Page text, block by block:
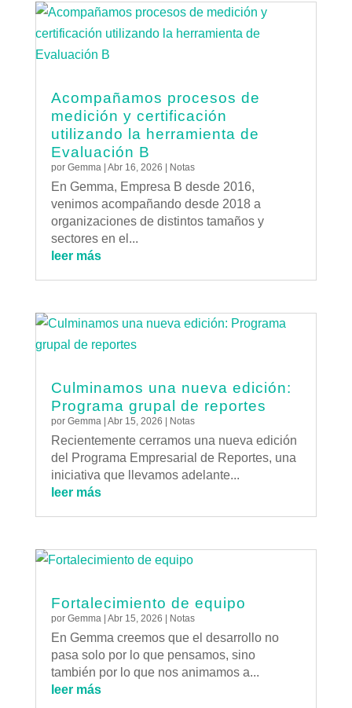
Acompañamos procesos de
medición y certificación
utilizando la herramienta de
Evaluación B
por Gemma | Abr 16, 2026 | Notas
En Gemma, Empresa B desde 2016,
venimos acompañando desde 2018 a
organizaciones de distintos tamaños y
sectores en el...
leer más
Culminamos una nueva edición:
Programa grupal de reportes
por Gemma| Abr 15, 2026 | Notas
Recientemente cerramos una nueva edición
del Programa Empresarial de Reportes, una
iniciativa que llevamos adelante...
leer más
Fortalecimiento de equipo
por Gemma| Abr 15, 2026 Notas
En Gemma creemos que el desarrollo no
pasa solo por lo que pensamos, sino
también por lo que nos animamos a...
leer más